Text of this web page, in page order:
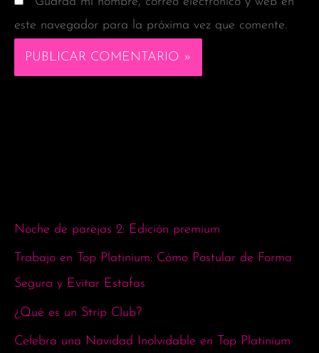
este navegador para la próxima vez que comente.
Noche de parejas 2: Edición premium
Trabajo en Top Platinium: Cómo Postular de Forma
Segura y Evitar Estafas
¿Qué es un Strip Club?
Celebra una Navidad Inolvidable en Top Platinium